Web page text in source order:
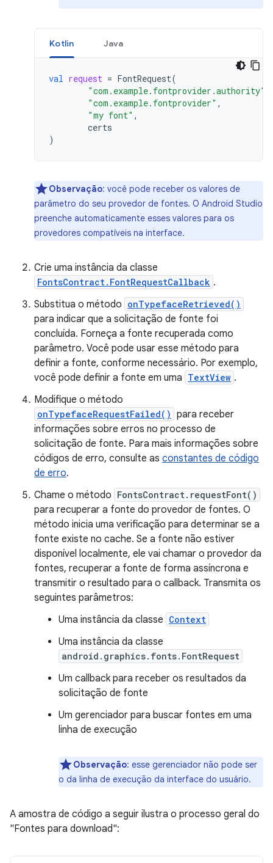
Kotlin Java
val request = FontRequest(
"com.example.fontprovider.authority"
"com.example.fontprovider" ,
"my font" ,
certs
)
Observação: você pode receber os valores de
parâmetro do seu provedor de fontes. O Android Studio
preenche automaticamente esses valores para os
provedores compatíveis na interface.
Crie uma instância da classe
FontsContract.FontRequestCallback .
Substitua o método onTypefaceRetrieved()
para indicar que a solicitação de fonte foi
concluída. Forneça a fonte recuperada como
parâmetro. Você pode usar esse método para
definir a fonte, conforme necessário. Por exemplo,
você pode definir a fonte em uma TextView .
Modifique o método
onTypefaceRequestFailed() para receber
informações sobre erros no processo de
solicitação de fonte. Para mais informações sobre
códigos de erro, consulte as constantes de código
de erro.
Chame o método FontsContract.requestFont()
para recuperar a fonte do provedor de fontes. O
método inicia uma verificação para determinar se a
fonte existe no cache. Se a fonte não estiver
disponível localmente, ele vai chamar o provedor da
fontes, recuperar a fonte de forma assíncrona e
transmitir o resultado para o callback. Transmita os
seguintes parâmetros:
Uma instância da classe Context
Uma instância da classe
android.graphics.fonts.FontRequest
Um callback para receber os resultados da
solicitação de fonte
Um gerenciador para buscar fontes em uma
linha de execução
Observação: esse gerenciador não pode ser
o da linha de execução da interface do usuário.
A amostra de código a seguir ilustra o processo geral do
"Fontes para download":